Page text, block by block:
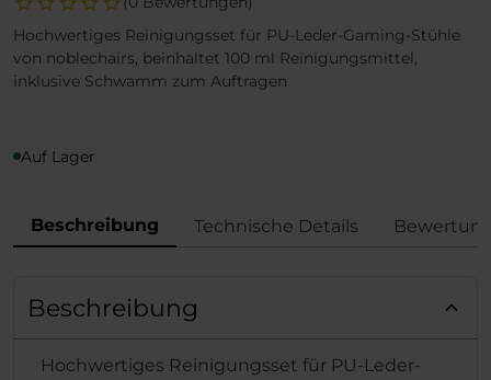
Hochwertiges Reinigungsset für PU-Leder-Gaming-Stühle
von noblechairs, beinhaltet 100 ml Reinigungsmittel,
inklusive Schwamm zum Auftragen
Auf Lager
Beschreibung Technische Details
Beschreibung
Hochwertiges Reinigungsset für PU-Leder-